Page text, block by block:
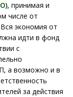
, принимая и
числе от
экономия от
идти в фонд
с
а возможно и в
за действия